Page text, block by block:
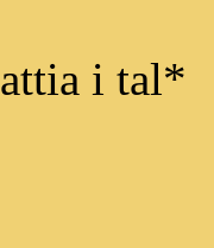
i tal*